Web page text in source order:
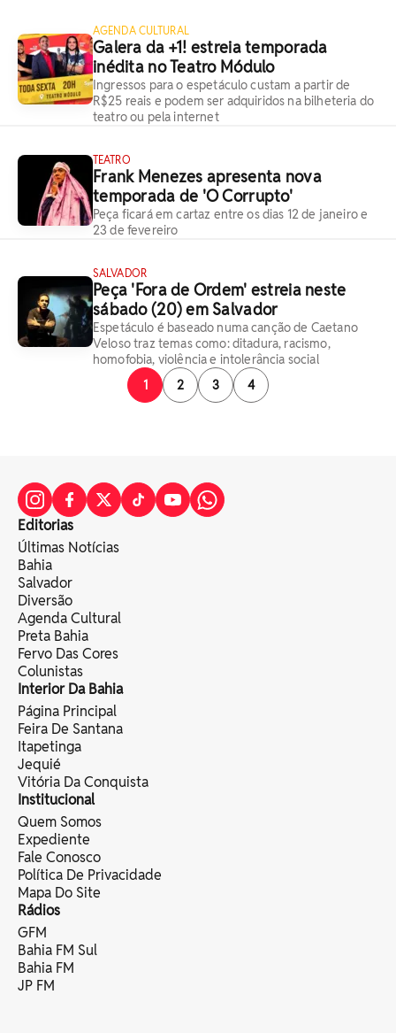
AGENDA CULTURAL
Galera da +1! estreia temporada
inédita no Teatro Módulo
Ingressos para o espetáculo custam a partir de
R$25 reais e podem ser adquiridos na bilheteria do
teatro ou pela internet
TEATRO
Frank Menezes apresenta nova
temporada de 'O Corrupto'
Peça ficará em cartaz entre os dias 12 de janeiro e
23 de fevereiro
SALVADOR
Peça 'Fora de Ordem' estreia neste
sábado (20) em Salvador
Espetáculo é baseado numa canção de Caetano
Veloso traz temas como: ditadura, racismo,
homofobia, violência e intolerância social
1
2 3 4
Editorias
Últimas Notícias
Bahia
Salvador
Diversão
Agenda Cultural
Preta Bahia
Fervo Das Cores
Colunistas
Interior Da Bahia
Página Principal
Feira De Santana
Itapetinga
Jequié
Vitória Da Conquista
Institucional
Quem Somos
Expediente
Fale Conosco
Política De Privacidade
Mapa Do Site
Rádios
GFM
Bahia FM Sul
Bahia FM
JP FM